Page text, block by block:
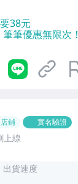
38元
筆優惠無限次！
店鋪 實名驗證
上線
出貨速度